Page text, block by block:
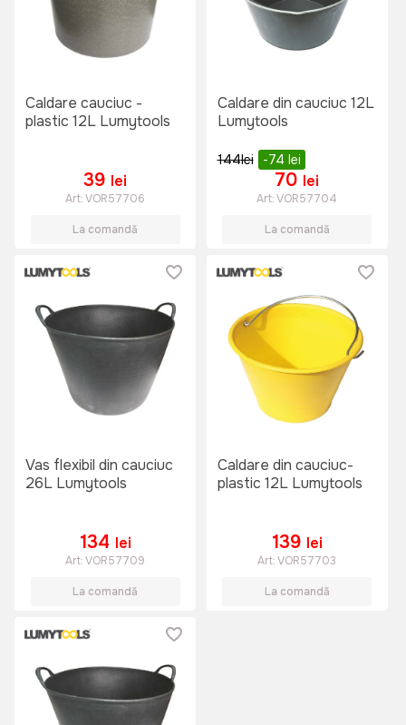
Caldare cauciuc -
plastic 12L Lumytools
39 lei
Art:VOR57706
La comandă
Caldare din cauciuc 12L
Lumytools
144lei -74 lei
70 lei
Art:VOR57704
La comandă
Vas flexibil din cauciuc
26L Lumytools
134 lei
Art:VOR57709
La comandă
Caldare din cauciuc-
plastic 12L Lumytools
139 lei
Art:VOR57703
La comandă